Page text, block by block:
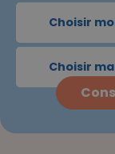
Choisir
Choisir